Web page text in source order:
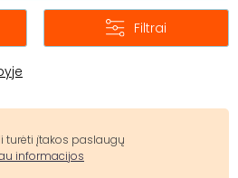
Filtrai
turėti įtakos paslaugų
informacijos